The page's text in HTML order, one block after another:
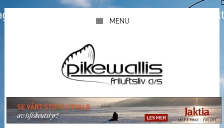
Hopp
til
Hopp
til
Hopp
til
MENU